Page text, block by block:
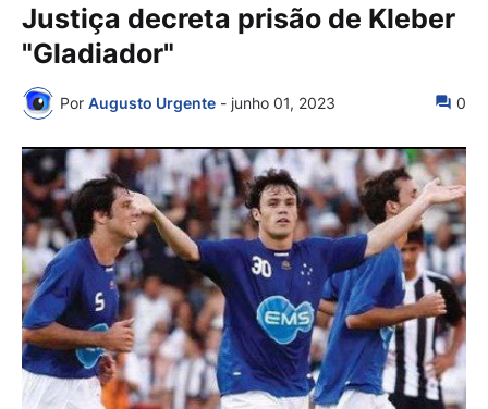
Justiça decreta prisão de Kleber
"Gladiador"
Por Augusto Urgente - junho 01, 2023 0